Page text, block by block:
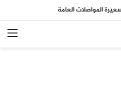
المواصلات العامة